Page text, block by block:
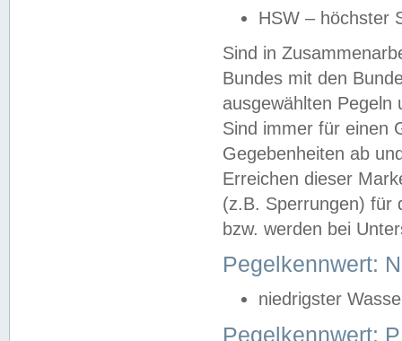
HSW – höchster
Sind in
Bundes mit den
ausgewählten
Sind immer für einen
Gegebenheiten ab
Erreichen dieser
(z.B. Sperrungen) für
bzw. werden bei
Pegelkennwert:
niedrigster
Pegelkennwert: